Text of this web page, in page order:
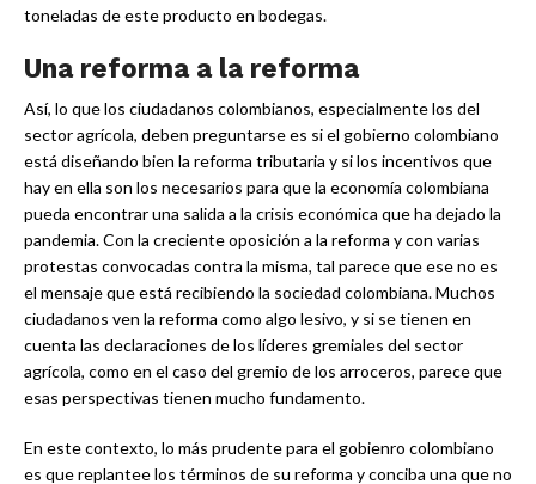
toneladas de este producto en bodegas.
Una reforma a la reforma
Así, lo que los ciudadanos colombianos, especialmente los del
sector agrícola, deben preguntarse es si el gobierno colombiano
está diseñando bien la reforma tributaria y si los incentivos que
hay en ella son los necesarios para que la economía colombiana
pueda encontrar una salida a la crisis económica que ha dejado la
pandemia. Con la creciente oposición a la reforma y con varias
protestas convocadas contra la misma, tal parece que ese no es
el mensaje que está recibiendo la sociedad colombiana. Muchos
ciudadanos ven la reforma como algo lesivo, y si se tienen en
cuenta las declaraciones de los líderes gremiales del sector
agrícola, como en el caso del gremio de los arroceros, parece que
esas perspectivas tienen mucho fundamento.
En este contexto, lo más prudente para el gobienro colombiano
es que replantee los términos de su reforma y conciba una que no